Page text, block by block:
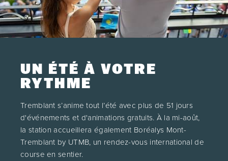
UN ÉTÉ À VOTRE
RYTHME
Tremblant s’anime tout l’été avec plus de 51 jours
d'événements et d'animations gratuits. À la mi-août,
la station accueillera également Boréalys Mont-
Tremblant by UTMB, un rendez-vous international de
course en sentier.